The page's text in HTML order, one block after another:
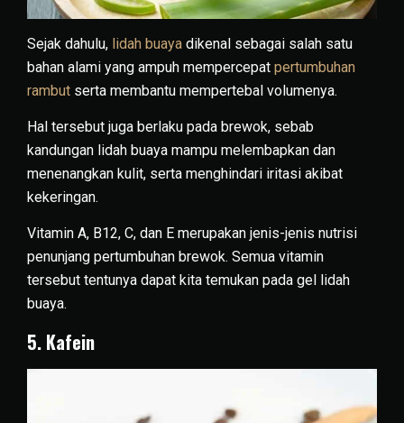
Sejak dahulu, lidah buaya dikenal sebagai salah satu
bahan alami yang ampuh mempercepat pertumbuhan
rambut serta membantu mempertebal volumenya.
Hal tersebut juga berlaku pada brewok, sebab
kandungan lidah buaya mampu melembapkan dan
menenangkan kulit, serta menghindari iritasi akibat
kekeringan.
Vitamin A, B12, C, dan E merupakan jenis-jenis nutrisi
penunjang pertumbuhan brewok. Semua vitamin
tersebut tentunya dapat kita temukan pada gel lidah
buaya.
5. Kafein